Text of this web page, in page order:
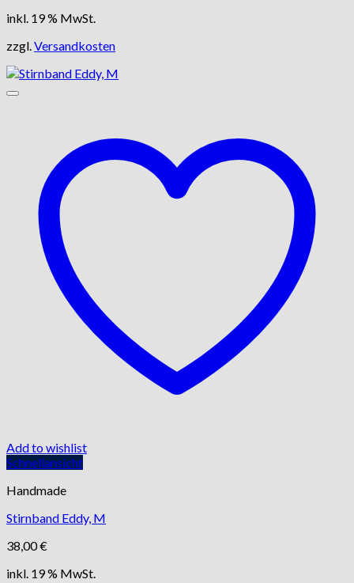
inkl. 19 % MwSt.
zzgl.Versandkosten
Add to wishlist
Schnellansicht
Handmade
Stirnband Eddy, M
38,00€
inkl. 19 % MwSt.